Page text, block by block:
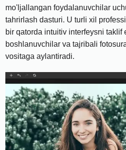
mo'ljallangan foydalanuvchilar
tahrirlash dasturi. U turli xil
bir qatorda intuitiv interfeysni taklif
boshlanuvchilar va tajribali
vositaga aylantiradi.